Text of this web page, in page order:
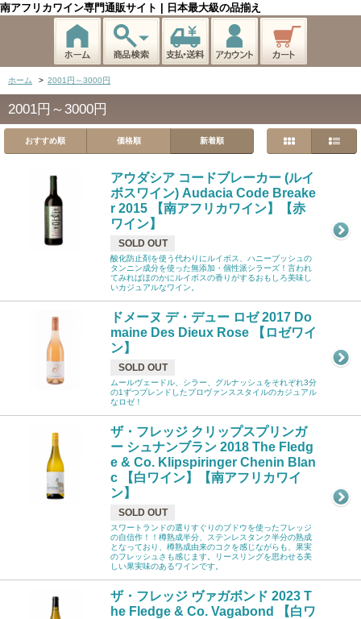
南アフリカワイン専門通販サイト | 日本最大級の品揃え
ホーム > 2001円～3000円
2001円～3000円
おすすめ順 価格順 新着順
アウダシア コードブレーカー (ルイ
ボスワイン) Audacia Code Breake
r 2015 【南アフリカワイン】【赤
ワイン】
SOLD OUT
酸化防止剤を使う代わりにルイボス、ハニーブッシュの
タンニン成分を使った無添加・個性派シラーズ！言われ
てみればほのかにルイボスの香りがするおもしろ美味し
いカジュアルなワイン。
ドメーヌ デ・デュー ロゼ 2017 Do
maine Des Dieux Rose 【ロゼワイ
ン】
SOLD OUT
ムールヴェードル、シラー、グルナッシュをそれぞれ3分
の1ずつブレンドしたプロヴァンススタイルのカジュアル
なロゼ！
ザ・フレッジ クリップスプリンガ
ー シュナンブラン 2018 The Fledg
e & Co. Klipspiringer Chenin Blan
c 【白ワイン】【南アフリカワイ
ン】
SOLD OUT
スワートランドの選りすぐりのブドウを使ったフレッジ
の自信作！！樽熟成半分、ステンレスタンク半分の熟成
となっており、樽熟成由来のコクを感じながらも、果実
のフレッシュさも感じます。リースリングを思わせる美
しい果実味のあるワインです。
ザ・フレッジ ヴァガボンド 2023 T
he Fledge & Co. Vagabond 【白ワ